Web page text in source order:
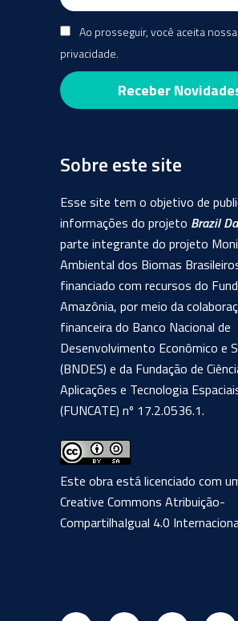
Ao prosseguir, você aceita
privacidade.
Sobre este site
Esse site tem o objetivo de
informações do projeto Brazil
parte integrante do projeto
Ambiental dos Biomas
financiado com recursos do
Amazônia, por meio da
financeira do Banco Nacional de
Desenvolvimento Econômico e
(BNDES) e da Fundação de
Aplicações e Tecnologia
(FUNCATE) nº 17.2.0536.1.
Este obra está licenciado com
Creative Commons Atribuição-
CompartilhaIgual 4.0